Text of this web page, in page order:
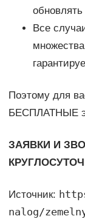
Все
Поэтому для
БЕСПЛАТНЫЕ
ЗАЯВКИ И
Источник:
nalog/